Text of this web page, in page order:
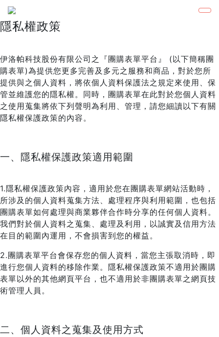
隱私權政策
伊洛帕科技股份有限公司之『團購表單平台』 (以下簡稱團
購表單)為提供您更多完善及多元之服務和商品，對於您所
提供與之個人資料，將依個人資料保護法之規定來使用、保
管並維護您的隱私權。同時，團購表單在此對於您個人資料
之使用蒐集將依下列聲明為利用、管理，請您細讀以下有關
隱私權保護政策的內容。
一、隱私權保護政策適用範圍
1.隱私權保護政策內容，適用於您在團購表單網站活動時，
所涉及的個人資料蒐集方法、處理程序與利用範圍，也包括
團購表單如何處理與商業夥伴合作時分享的任何個人資料。
我們對於個人資料之蒐集、處理及利用，以誠實及信用方法
在目的範圍內運用，不會損害到您的權益。
2.團購表單平台會保存您的個人資料，當您主張取消時，即
進行您個人資料的移除作業。隱私權保護政策不適用於團購
表單以外的其他網頁平台，也不適用於非團購表單之網頁技
術管理人員。
二、個人資料之蒐集及使用方式